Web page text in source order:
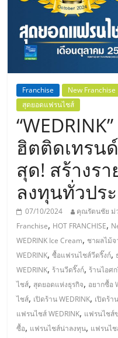
รวม
ธุรกิจ
เอ
ส
เอ็
มอี
ไทย,
SMEs,
แฟ
Franchise New Franchise
สุดยอดแฟรนไชส์
ฮิตติดเทรน
สุด! สร้างร
ลงทุนทั่วปร
07/10/2024 คุณรัตนชัย ม่
Franchise, HOT FRANCHISE,
WEDRINK Ice Cream, ชาผลไม้
WEDRINK,ซื้อแฟรนไชส์วีดริ๊งก์,
WEDRINK, ร้านวีดริ๊งก์, ร้านไอศ
ไชส์, สุดยอดแห่งธุรกิจ, อยากซื้อ
ไชส์, เปิดร้าน WEDRINK, เปิดร้า
แฟรนไชส์ WEDRINK, แฟรนไชส์
ซื้อ, แฟรนไชส์น่าลงทุน, แฟรนไช